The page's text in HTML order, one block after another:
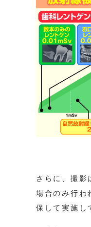
さらに、撮影
場合のみ行わ
保して実施し